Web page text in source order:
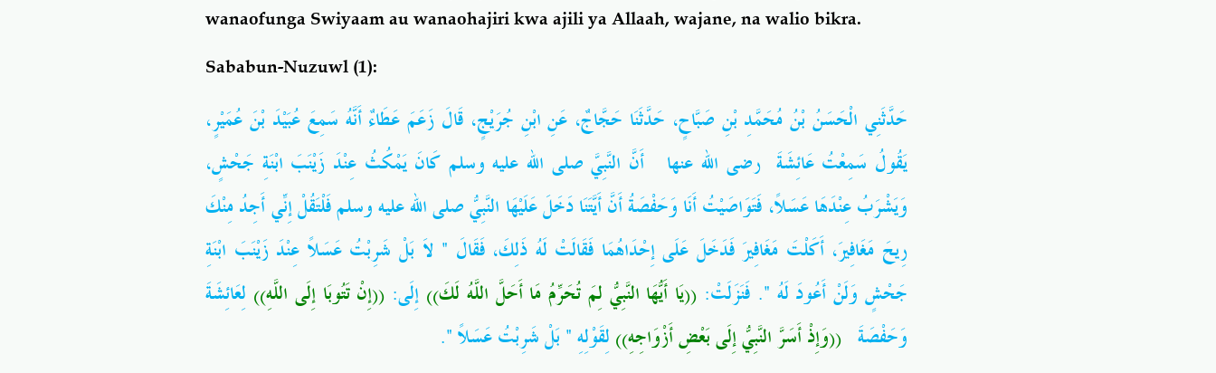
wanaofunga Swiyaam au wanaohajiri kwa ajili ya Allaah, wajane, na walio bikra.
Sababun-Nuzuwl (1):
حَدَّثَنِي الْحَسَنُ بْنُ مُحَمَّدِ بْنِ صَبَّاحٍ، حَدَّثَنَا حَجَّاجٌ، عَنِ ابْنِ جُرَيْجٍ، قَالَ زَعَمَ عَطَاءٌ أَنَّهُ سَمِعَ عُبَيْدَ بْنَ عُمَيْرٍ،
يَقُولُ سَمِعْتُ عَائِشَةَ رضى الله عنها
أَنَّ النَّبِيَّ صلى الله عليه وسلم كَانَ يَمْكُثُ عِنْدَ زَيْنَبَ ابْنَةِ جَحْشٍ،
وَيَشْرَبُ عِنْدَهَا عَسَلاً، فَتَوَاصَيْتُ أَنَا وَحَفْصَةُ أَنَّ أَيَّتَنَا دَخَلَ عَلَيْهَا النَّبِيُّ صلى الله عليه وسلم فَلْتَقُلْ إِنِّي أَجِدُ مِنْكَ
رِيحَ مَغَافِيرَ، أَكَلْتَ مَغَافِيرَ فَدَخَلَ عَلَى إِحْدَاهُمَا فَقَالَتْ لَهُ ذَلِكَ، فَقَالَ ‏"‏ لاَ بَلْ شَرِبْتُ عَسَلاً عِنْدَ زَيْنَبَ ابْنَةِ
جَحْشٍ وَلَنْ أَعُودَ لَهُ ‏"‏‏.‏ فَنَزَلَتْ:‏ ((‏يَا أَيُّهَا النَّبِيُّ لِمَ تُحَرِّمُ مَا أَحَلَّ اللَّهُ لَكَ‏)) إِلَى: ((إِنْ تَتُوبَا إِلَى اللَّهِ‏))‏ لِعَائِشَةَ
وَحَفْصَةَ ‏((وَإِذْ أَسَرَّ النَّبِيُّ إِلَى بَعْضِ أَزْوَاجِهِ‏))‏ لِقَوْلِهِ ‏"‏ بَلْ شَرِبْتُ عَسَلاً ‏"‏‏.‏